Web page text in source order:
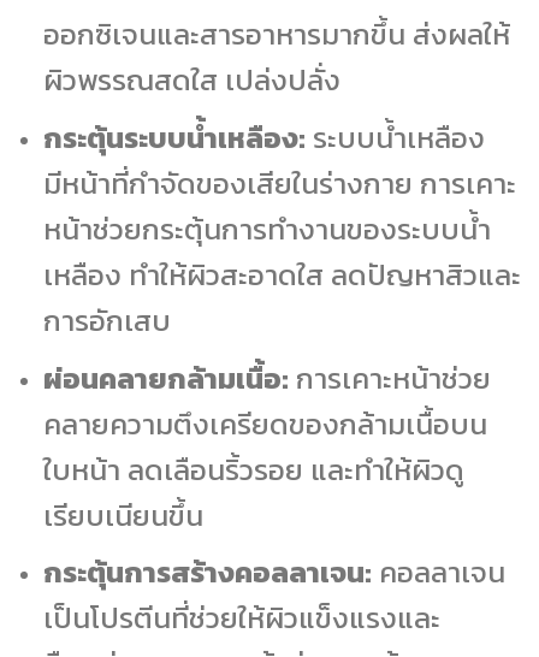
ออกซิเจนและสารอาหารมากขึ้น ส่งผลให้
ผิวพรรณสดใส เปล่งปลั่ง
กระตุ้นระบบน้ำเหลือง: ระบบน้ำเหลือง
มีหน้าที่กำจัดของเสียในร่างกาย การเคาะ
หน้าช่วยกระตุ้นการทำงานของระบบน้ำ
เหลือง ทำให้ผิวสะอาดใส ลดปัญหาสิวและ
การอักเสบ
ผ่อนคลายกล้ามเนื้อ: การเคาะหน้าช่วย
คลายความตึงเครียดของกล้ามเนื้อบน
ใบหน้า ลดเลือนริ้วรอย และทำให้ผิวดู
เรียบเนียนขึ้น
กระตุ้นการสร้างคอลลาเจน: คอลลาเจน
เป็นโปรตีนที่ช่วยให้ผิวแข็งแรงและ